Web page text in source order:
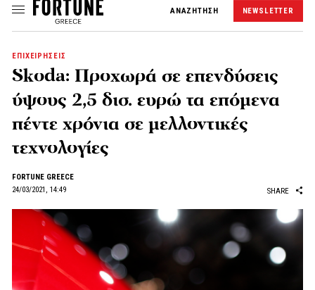
ΑΝΑΖΗΤΗΣΗ NEWSLETTER
ΕΠΙΧΕΙΡΗΣΕΙΣ
Skoda: Προχωρά σε επενδύσεις
ύψους 2,5 δισ. ευρώ τα επόμενα
πέντε χρόνια σε μελλοντικές
τεχνολογίες
FORTUNE GREECE
24/03/2021, 14:49
SHARE